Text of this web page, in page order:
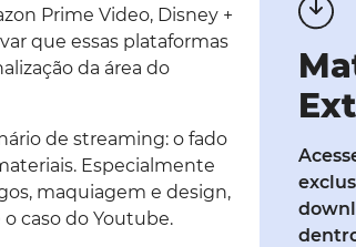
Prime Video, Disney +
que essas plataformas
da área do
de streaming: o fado
Especialmente
maquiagem e design,
caso do Youtube.